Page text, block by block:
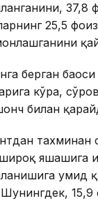
25,5
берган
кўра,
билан
умид